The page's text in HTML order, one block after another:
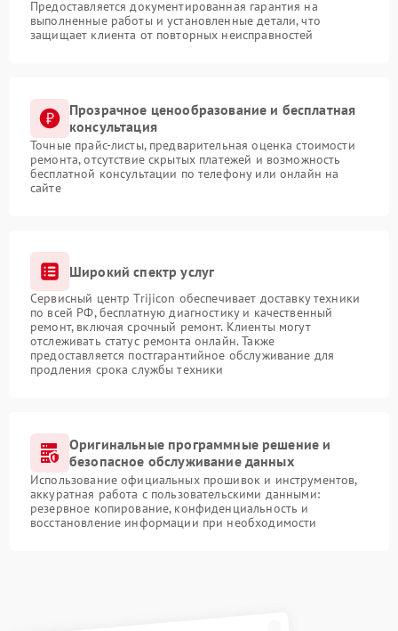
Предоставляется документированная гарантия на
выполненные работы и установленные детали, что
защищает клиента от повторных неисправностей
Прозрачное ценообразование и бесплатная
консультация
Точные прайс-листы, предварительная оценка стоимости
ремонта, отсутствие скрытых платежей и возможность
бесплатной консультации по телефону или онлайн на
сайте
Широкий спектр услуг
Сервисный центр Trijicon обеспечивает доставку техники
по всей РФ, бесплатную диагностику и качественный
ремонт, включая срочный ремонт. Клиенты могут
отслеживать статус ремонта онлайн. Также
предоставляется постгарантийное обслуживание для
продления срока службы техники
Оригинальные программные решение и
безопасное обслуживание данных
Использование официальных прошивок и инструментов,
аккуратная работа с пользовательскими данными:
резервное копирование, конфиденциальность и
восстановление информации при необходимости